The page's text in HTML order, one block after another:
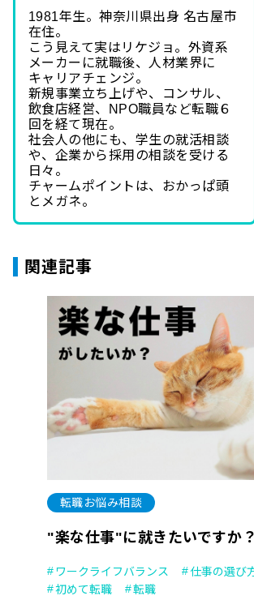
1981年生。神奈川県出身 名古屋市
在住。
こう見えて実はリケジョ。外資系
メーカーに就職後、人材業界に
キャリアチェンジ。
新規事業立ち上げや、コンサル、
飲食店経営、NPO職員など転職６
回を経て現在。
社会人の他にも、学生の就活相談
や、企業から採用の相談を受ける
日々。
チャームポイントは、おかっぱ頭
とメガネ。
関連記事
転職お悩み相談
"楽な仕事"に就きたいですか？
ワークライフバランス
仕事の選び
初めて転職
転職